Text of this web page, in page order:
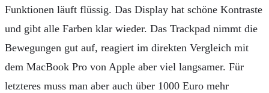
Funktionen läuft flüssig. Das Display hat schöne Kontraste
und gibt alle Farben klar wieder. Das Trackpad nimmt die
Bewegungen gut auf, reagiert im direkten Vergleich mit
dem MacBook Pro von Apple aber viel langsamer. Für
letzteres muss man aber auch über 1000 Euro mehr